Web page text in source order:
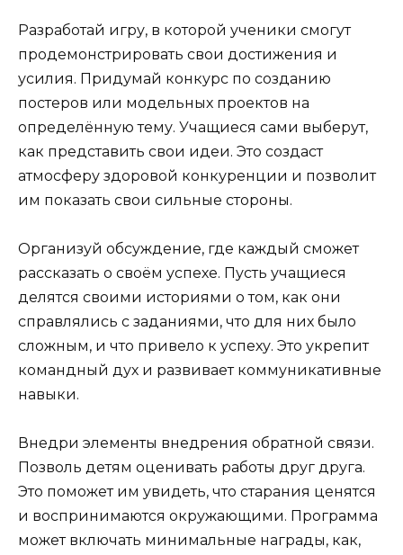
Разработай игру, в которой ученики смогут
продемонстрировать свои достижения и
усилия. Придумай конкурс по созданию
постеров или модельных проектов на
определённую тему. Учащиеся сами выберут,
как представить свои идеи. Это создаст
атмосферу здоровой конкуренции и позволит
им показать свои сильные стороны.
Организуй обсуждение, где каждый сможет
рассказать о своём успехе. Пусть учащиеся
делятся своими историями о том, как они
справлялись с заданиями, что для них было
сложным, и что привело к успеху. Это укрепит
командный дух и развивает коммуникативные
навыки.
Внедри элементы внедрения обратной связи.
Позволь детям оценивать работы друг друга.
Это поможет им увидеть, что старания ценятся
и воспринимаются окружающими. Программа
может включать минимальные награды, как,